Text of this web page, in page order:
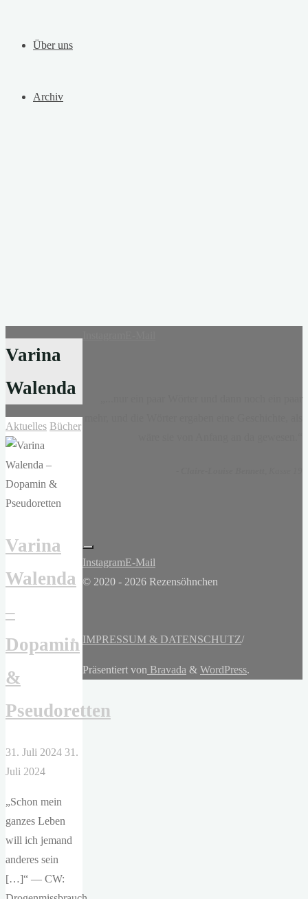
Über uns
Archiv
Varina
Walenda
Aktuelles Bücher
Varina
Walenda
–
Dopamin
&
Pseudoretten
31. Juli 2024 31.
Juli 2024
„Schon mein
ganzes Leben
will ich jemand
anderes sein
[…]“ — CW:
InstagramE-Mail
© 2020 - 2026 Rezensöhnchen
IMPRESSUM & DATENSCHUTZ/
Präsentiert von Bravada & WordPress.